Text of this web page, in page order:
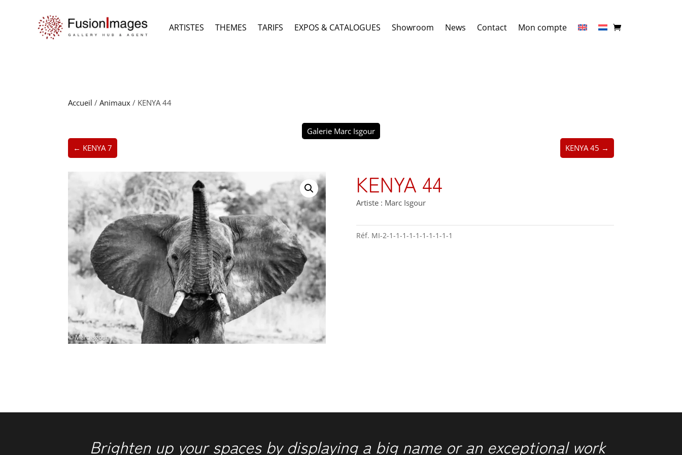
ARTISTES THEMES TARIFS EXPOS & CATALOGUES Showroom News Contact Mon compte
Accueil /Animaux / KENYA 44
Galerie Marc Isgour
← KENYA 7
KENYA 45 →
KENYA 44
Artiste : Marc Isgour
Réf. MI-2-1-1-1-1-1-1-1-1-1-1
Brighten up your spaces by displaying a big name or an exceptional work